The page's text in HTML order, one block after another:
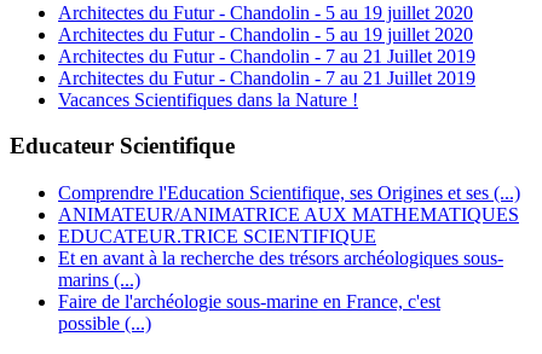
Architectes du Futur - Chandolin - 5 au 19 juillet 2020
Architectes du Futur - Chandolin - 5 au 19 juillet 2020
Architectes du Futur - Chandolin - 7 au 21 Juillet 2019
Architectes du Futur - Chandolin - 7 au 21 Juillet 2019
Vacances Scientifiques dans la Nature !
Educateur Scientifique
Comprendre l'Education Scientifique, ses Origines et ses (...)
ANIMATEUR/ANIMATRICE AUX MATHEMATIQUES
EDUCATEUR.TRICE SCIENTIFIQUE
Et en avant à la recherche des trésors archéologiques sous-
marins (...)
Faire de l'archéologie sous-marine en France, c'est
possible (...)